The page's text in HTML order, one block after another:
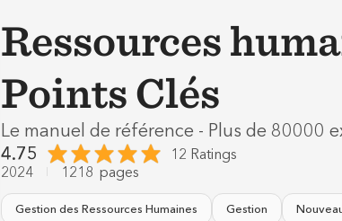
Ressources
Points Clés
Le manuel de référence - Plus de 80000
4.75
12 Ratings
2024
1218 pages
Gestion des Ressources Humaines Gestion